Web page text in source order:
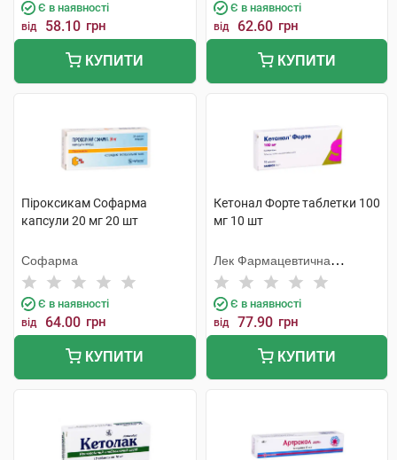
Є в наявності
від 58.10 грн
КУПИТИ
Є в наявності
від 62.60 грн
КУПИТИ
Піроксикам Софарма
капсули 20 мг 20 шт
Софарма
Є в наявності
від 64.00 грн
КУПИТИ
Кетонал Форте таблетки 100
мг 10 шт
Лек Фармацевтична
компанія
Є в наявності
від 77.90 грн
КУПИТИ